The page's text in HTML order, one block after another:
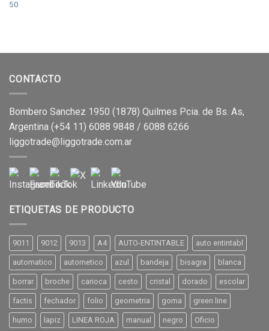
50
CONTACTO
Bombero Sanchez 1950 (1878) Quilmes Pcia. de Bs. As,
Argentina (+54 11) 6088 9848 / 6088 6266
liggotrade@liggotrade.com.ar
ETIQUETAS DE PRODUCTO
9011 9012 9013 A4 AUTO-ENTINTABLE auto entintabl
automatico autometico azul bandeja bisagra blanca
borrar broche carioca cesto cristal dorado escolar
factis fechador folio geometria goma green line
humo lapiz LINEA ROJA manual negro Oficio